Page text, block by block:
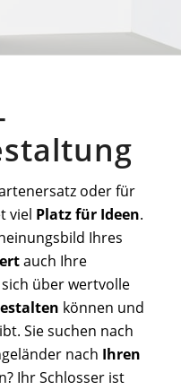
oder für
viel Platz für Ideen.
Ihres
auch Ihre
über wertvolle
können und
Sie suchen nach
nach Ihren
Ihr Schlosser ist